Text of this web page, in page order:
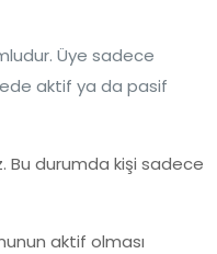
Üye sadece
aktif ya da pasif
Bu durumda kişi sadece
aktif olması